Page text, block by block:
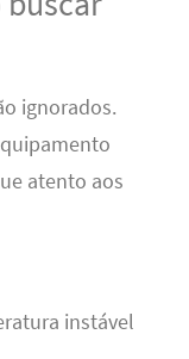
ignorados.
atento aos
instável